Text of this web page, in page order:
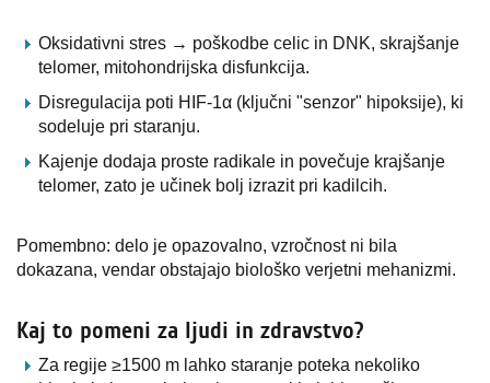
Oksidativni stres → poškodbe celic in DNK, skrajšanje
telomer, mitohondrijska disfunkcija.
Disregulacija poti HIF-1α (ključni "senzor" hipoksije), ki
sodeluje pri staranju.
Kajenje dodaja proste radikale in povečuje krajšanje
telomer, zato je učinek bolj izrazit pri kadilcih.
Pomembno: delo je opazovalno, vzročnost ni bila
dokazana, vendar obstajajo biološko verjetni mehanizmi.
Kaj to pomeni za ljudi in zdravstvo?
Za regije ≥1500 m lahko staranje poteka nekoliko